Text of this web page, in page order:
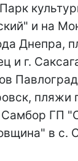
и на
Днепра,
и г.
пляжи
ГП
в с.